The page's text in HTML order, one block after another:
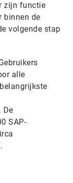
zijn functie
binnen de
volgende stap
alle
De
SAP-